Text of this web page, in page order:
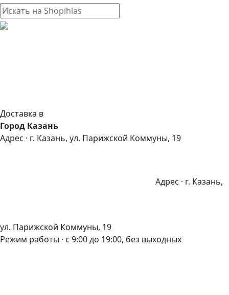
Доставка в
Город Казань
Адрес · г. Казань, ул. Парижской Коммуны, 19
Адрес · г. Казань,
ул. Парижской Коммуны, 19
Режим работы · с 9:00 до 19:00, без выходных